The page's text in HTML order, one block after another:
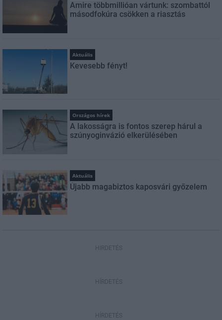
Amire többmillióan vártunk: szombattól
másodfokúra csökken a riasztás
Aktuális
Kevesebb fényt!
Országos hírek
A lakosságra is fontos szerep hárul a
szúnyoginvázió elkerülésében
Aktuális
Újabb magabiztos kaposvári győzelem
HIRDETÉS
HÍRDETÉS
HÍRDETÉS